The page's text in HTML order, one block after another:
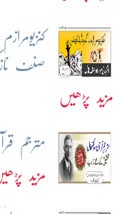
صنف
مزید پڑھیں
مترجم
مزید